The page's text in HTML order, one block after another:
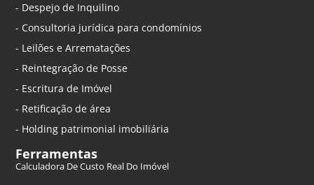
- Despejo de Inquilino
- Consultoria jurídica para condomínios
- Leilões e Arrematações
- Reintegração de Posse
- Escritura de Imóvel
- Retificação de área
- Holding patrimonial imobiliária
Ferramentas
Calculadora De Custo Real Do Imóvel